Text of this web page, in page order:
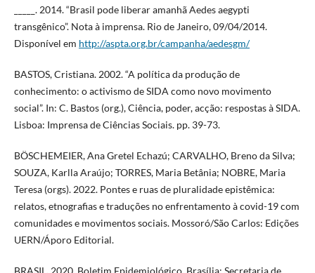
_____. 2014. “Brasil pode liberar amanhã Aedes aegypti
transgênico”. Nota à imprensa. Rio de Janeiro, 09/04/2014.
Disponível em http://aspta.org.br/campanha/aedesgm/
BASTOS, Cristiana. 2002. “A política da produção de
conhecimento: o activismo de SIDA como novo movimento
social”. In: C. Bastos (org.), Ciência, poder, acção: respostas à SIDA.
Lisboa: Imprensa de Ciências Sociais. pp. 39-73.
BÖSCHEMEIER, Ana Gretel Echazú; CARVALHO, Breno da Silva;
SOUZA, Karlla Araújo; TORRES, Maria Betânia; NOBRE, Maria
Teresa (orgs). 2022. Pontes e ruas de pluralidade epistêmica:
relatos, etnografias e traduções no enfrentamento à covid-19 com
comunidades e movimentos sociais. Mossoró/São Carlos: Edições
UERN/Áporo Editorial.